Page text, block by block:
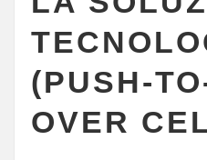
(PUSH-
OVER